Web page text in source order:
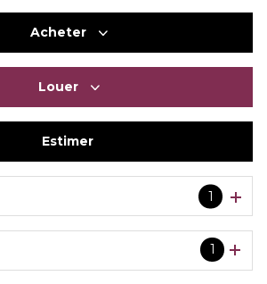
Acheter
Louer
Estimer
1
1